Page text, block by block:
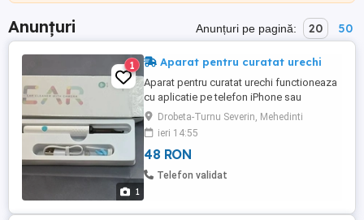
Anunțuri Anunțuri pe pagină: 20 50
1
1 Aparat pentru curatat urechi
Aparat pentru curatat urechi functioneaza
cu aplicatie pe telefon iPhone sau
Android. A fost desfacut pentru verificare
si incarcare acumulator. Este nou.
Drobeta-Turnu Severin, Mehedinti
ieri 14:55
48 RON
Telefon validat